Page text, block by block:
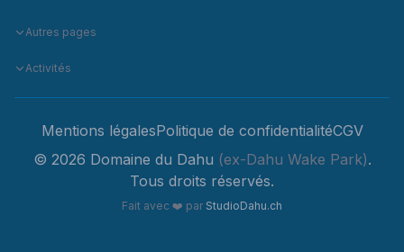
Autres pages
Activités
Mentions légalesPolitique de confidentialitéCGV
© 2026 Domaine du Dahu (ex-Dahu Wake Park).
Tous droits réservés.
Fait avec ❤️ par StudioDahu.ch